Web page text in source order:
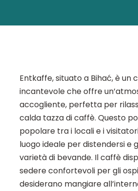
Entkaffe, situato a Bihać, è un
incantevole che offre
accogliente, perfetta per
calda tazza di caffè. Questo
popolare tra i locali e i
luogo ideale per distendersi e
varietà di bevande. Il caffè
sedere confortevoli per gli
desiderano mangiare